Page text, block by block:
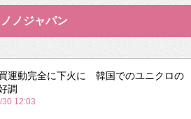
ノノジャパン
運動完全に下火に 韓国でのユニクロの
調
12:03